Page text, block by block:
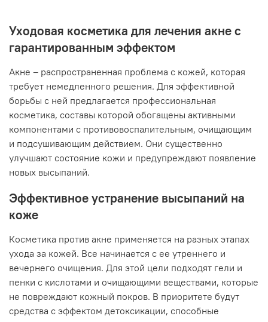
Уходовая косметика для лечения акне с
гарантированным эффектом
Акне – распространенная проблема с кожей, которая
требует немедленного решения. Для эффективной
борьбы с ней предлагается профессиональная
косметика, составы которой обогащены активными
компонентами с противовоспалительным, очищающим
и подсушивающим действием. Они существенно
улучшают состояние кожи и предупреждают появление
новых высыпаний.
Эффективное устранение высыпаний на
коже
Косметика против акне применяется на разных этапах
ухода за кожей. Все начинается с ее утреннего и
вечернего очищения. Для этой цели подходят гели и
пенки с кислотами и очищающими веществами, которые
не повреждают кожный покров. В приоритете будут
средства с эффектом детоксикации, способные